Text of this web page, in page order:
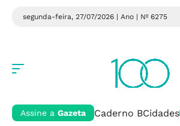
segunda-feira, 27/07/2026 | Ano | Nº 6275
Assine a Gazeta Caderno BCidades